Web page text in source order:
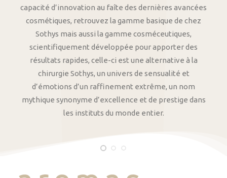
capacité d’innovation au faîte des dernières avancées
cosmétiques, retrouvez la gamme basique de chez
Sothys mais aussi la gamme cosméceutiques,
scientifiquement développée pour apporter des
résultats rapides, celle-ci est une alternative à la
chirurgie Sothys, un univers de sensualité et
d’émotions d’un raffinement extrême, un nom
mythique synonyme d’excellence et de prestige dans
les instituts du monde entier.